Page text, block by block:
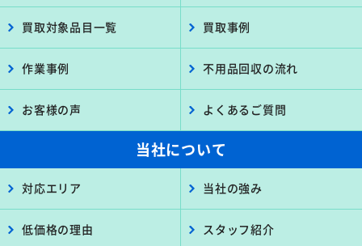
買取対象品目一覧 買取事例
作業事例 不用品回収の流れ
お客様の声 よくあるご質問
当社について
対応エリア 当社の強み
低価格の理由 スタッフ紹介